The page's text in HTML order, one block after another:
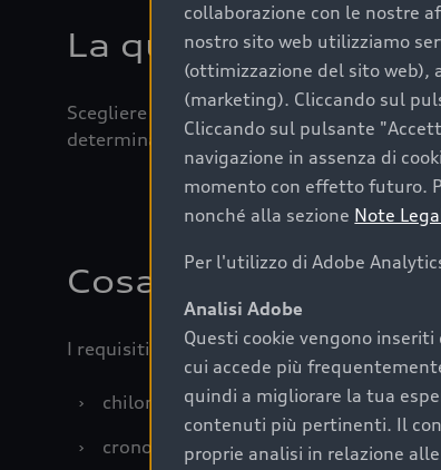
La qualità di
Scegliere un’auto usata è una decisione
determinanti come la garanzia inclusa e
Cosa sapere prima
I requisiti fondamentali da considerare
›
chilometraggio: un valore contenuto
›
cronologia dei tagliandi: una
collaborazione con le nostre
nostro sito web utilizziamo
(ottimizzazione del sito web),
(marketing). Cliccando sul
Cliccando sul pulsante
navigazione in assenza di
momento con effetto futuro.
nonché alla sezione Note
Per l'utilizzo di Adobe
Analisi Adobe
Questi cookie vengono
cui accede più
quindi a migliorare la tua
contenuti più pertinenti. Il
proprie analisi in relazione